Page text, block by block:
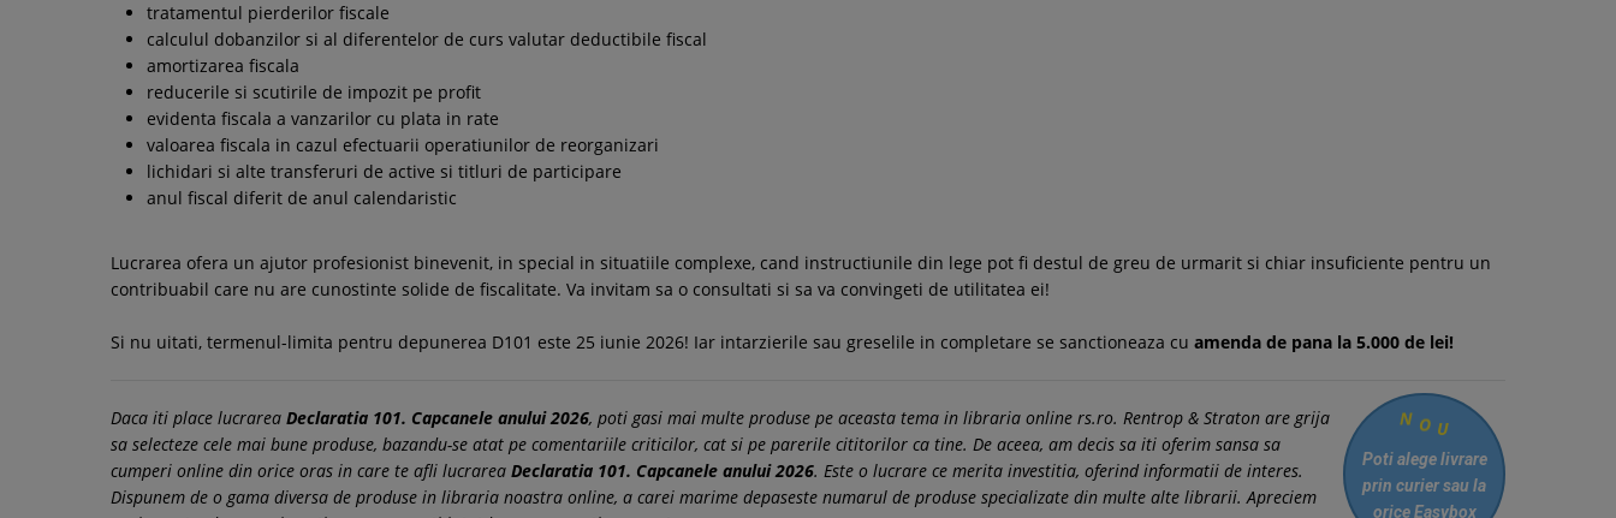
tratamentul pierderilor fiscale
calculul dobanzilor si al diferentelor de curs valutar deductibile fiscal
amortizarea fiscala
reducerile si scutirile de impozit pe profit
evidenta fiscala a vanzarilor cu plata in rate
valoarea fiscala in cazul efectuarii operatiunilor de reorganizari
lichidari si alte transferuri de active si titluri de participare
anul fiscal diferit de anul calendaristic
Lucrarea ofera un ajutor profesionist binevenit, in special in situatiile complexe, cand instructiunile din lege pot fi destul de greu de urmarit si chiar insuficiente pentru un
contribuabil care nu are cunostinte solide de fiscalitate. Va invitam sa o consultati si sa va convingeti de utilitatea ei!
Si nu uitati, termenul-limita pentru depunerea D101 este 25 iunie 2026! Iar intarzierile sau greselile in completare se sanctioneaza cu amenda de pana la 5.000 de lei!
Daca iti place lucrarea Declaratia 101. Capcanele anului 2026, poti gasi mai multe produse pe aceasta tema in libraria online rs.ro. Rentrop & Straton are grija
sa selecteze cele mai bune produse, bazandu-se atat pe comentariile criticilor, cat si pe parerile cititorilor ca tine. De aceea, am decis sa iti oferim sansa sa
cumperi online din orice oras in care te afli lucrarea Declaratia 101. Capcanele anului 2026. Este o lucrare ce merita investitia, oferind informatii de interes.
Dispunem de o gama diversa de produse in libraria noastra online, a carei marime depaseste numarul de produse specializate din multe alte librarii. Apreciem
N O U
Poti alege livrare
prin curiersau la
orice Easybox